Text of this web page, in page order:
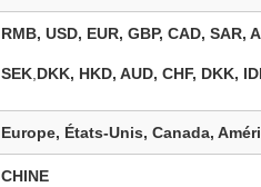
RMB, USD, EUR, GBP, CAD, SAR,
SEK DKK, HKD, AUD, CHF, DKK,
Europe, États-Unis, Canada,
CHINE